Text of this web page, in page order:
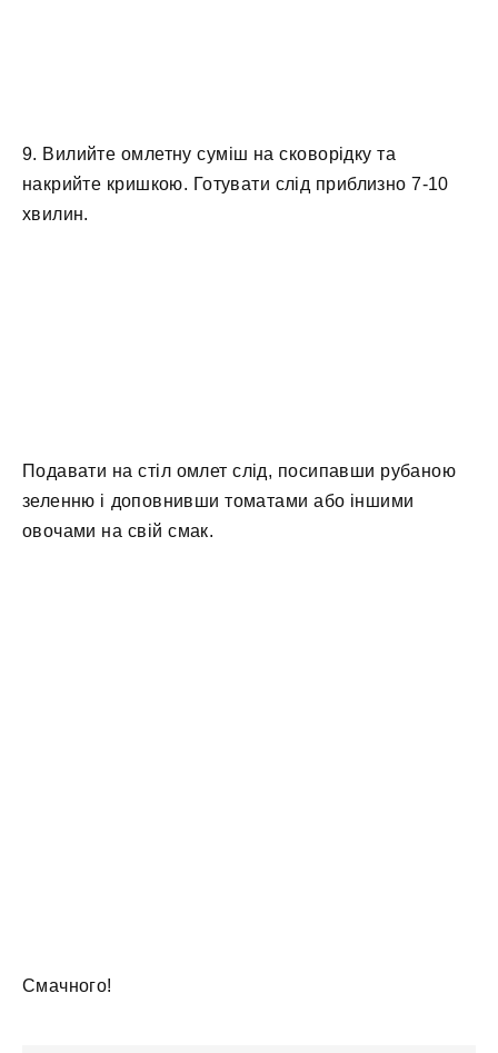
9. Вилийте омлетну суміш на сковорідку та
накрийте кришкою. Готувати слід приблизно 7-10
хвилин.
Подавати на стіл омлет слід, посипавши рубаною
зеленню і доповнивши томатами або іншими
овочами на свій смак.
Смачного!